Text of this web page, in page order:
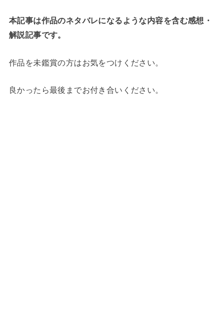
本記事は作品のネタバレになるような内容を含む感想・
解説記事です。
作品を未鑑賞の方はお気をつけください。
良かったら最後までお付き合いください。